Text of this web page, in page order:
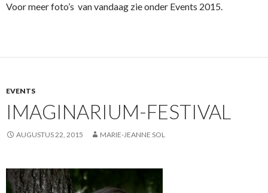
Voor meer foto’s van vandaag zie onder Events 2015.
EVENTS
IMAGINARIUM-FESTIVAL
AUGUSTUS 22, 2015 MARIE-JEANNE SOL